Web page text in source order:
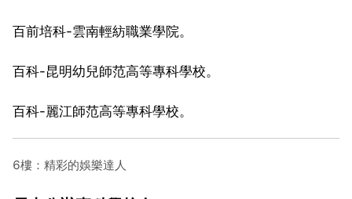
百前培科-雲南輕紡職業學院。
百科-昆明幼兒師范高等專科學校。
百科-麗江師范高等專科學校。
6樓：精彩的娛樂達人